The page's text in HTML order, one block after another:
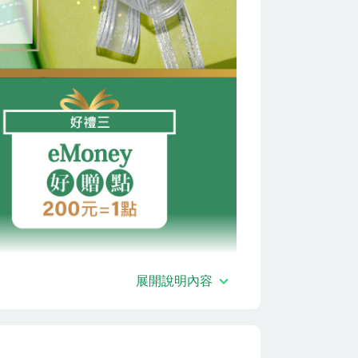
展開說明內容